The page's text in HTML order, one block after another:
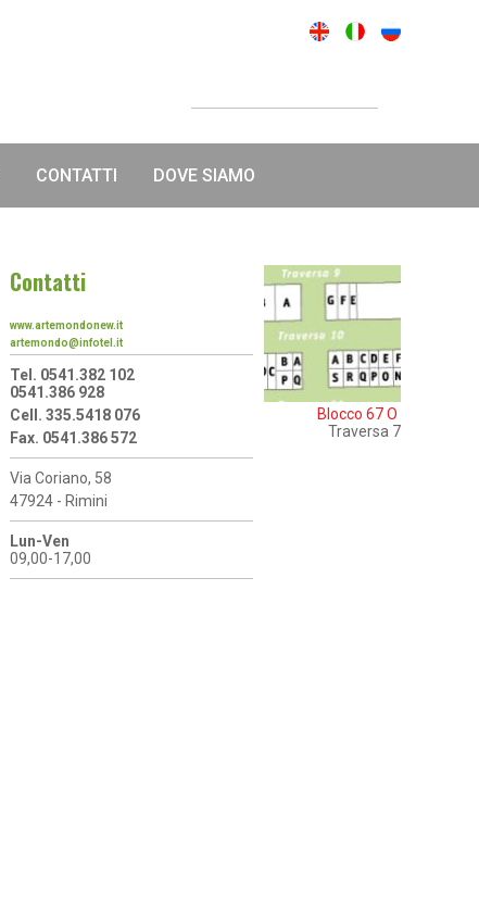
CONTATTI DOVE SIAMO
Contatti
www.artemondonew.it
artemondo@infotel.it
Tel. 0541.382 102
0541.386 928
Cell. 335.5418 076
Fax. 0541.386 572
Via Coriano, 58
47924 - Rimini
Lun-Ven
09,00-17,00
Blocco 67 O
Traversa 7